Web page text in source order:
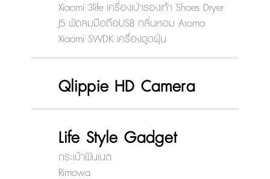
Xiaomi 3life เครื่องเป่ารองเท้า Shoes Dryer
J5 พัดลมมือถือUSB กลิ่นหอม Aroma
Xiaomi SWDK เครื่องดูดฝุ่น
Qlippie HD Camera
Life Style Gadget
กระเป๋าฟินเนต
Rimowa